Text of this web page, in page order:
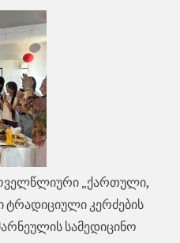
„ქართული,
ტრადიციული კერძების
სამედიცინო